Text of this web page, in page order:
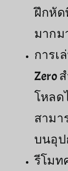
ฝึกหัด
มากม
การเ
Zero
โหลด
สามา
บนอุ
รีโมท